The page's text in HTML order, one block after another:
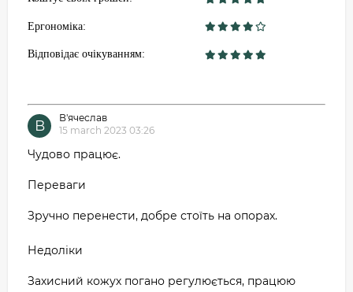
Ергономіка:
Відповідає очікуванням:
В
В'ячеслав
15 march 2023 03:26
Чудово працює.
Переваги
Зручно перенести, добре стоїть на опорах.
Недоліки
Захисний кожух погано регулюється, працюю